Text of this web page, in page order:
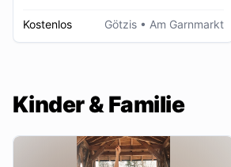
Kostenlos Götzis • Am Garnmarkt
Kinder & Familie